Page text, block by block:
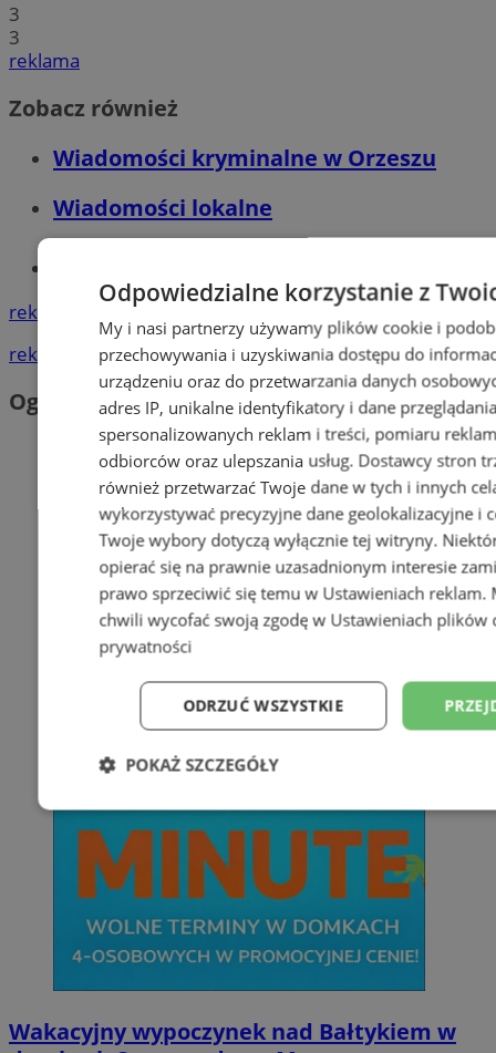
3
3
reklama
Zobacz również
Wiadomości kryminalne w Orzeszu
Wiadomości lokalne
reklama
reklama
Ogłoszenia
Wakacyjny wypoczynek nad Bałtykiem w
Odpowiedzialne korzystanie z
My i nasi partnerzy używamy plików cookie i
przechowywania i uzyskiwania dostępu do
urządzeniu oraz do przetwarzania danych
adres IP, unikalne identyfikatory i dane
spersonalizowanych reklam i treści, pomiaru
odbiorców oraz ulepszania usług. Dostawcy stron
również przetwarzać Twoje dane w tych i innych
wykorzystywać precyzyjne dane geolokalizacyjne i
Twoje wybory dotyczą wyłącznie tej witryny.
opierać się na prawnie uzasadnionym interesie
prawo sprzeciwić się temu w Ustawieniach reklam.
chwili wycofać swoją zgodę w Ustawieniach plików
prywatności
ODRZUĆ WSZYSTKIE
POKAŻ SZCZEGÓŁY
Niezbędne Wydajność
Niesklasyfikowane